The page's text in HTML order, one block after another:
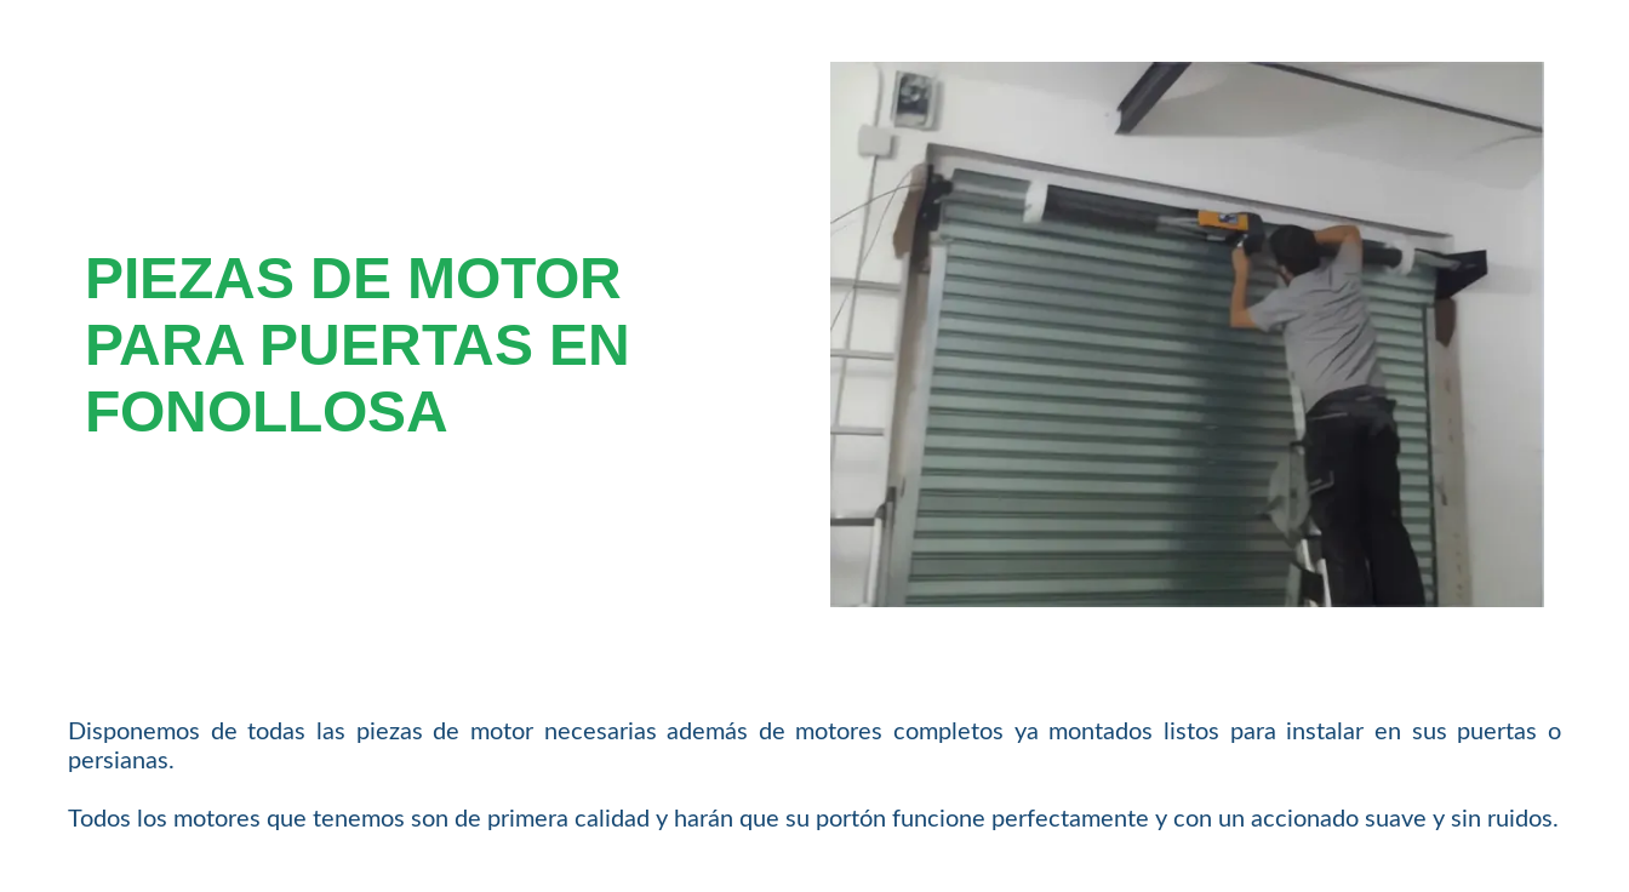
PIEZAS DE MOTOR
PARA PUERTAS EN
FONOLLOSA
Disponemos de todas las piezas de motor necesarias además de motores completos ya montados listos para instalar en sus puertas o
persianas.
Todos los motores que tenemos son de primera calidad y harán que su portón funcione perfectamente y con un accionado suave y sin ruidos.